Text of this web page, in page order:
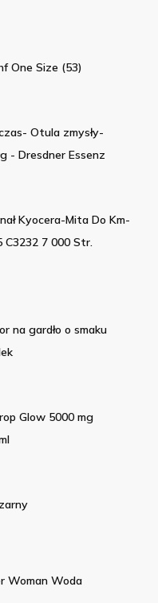
One Size (53)
Otula zmysły-
- Dresdner Essenz
Kyocera-Mita Do Km-
C3232 7 000 Str.
na gardło o smaku
Glow 5000 mg
Woman Woda